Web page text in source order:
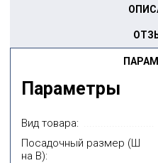
Параметры
Вид товара:
Посадочный размер (Ш
на В):